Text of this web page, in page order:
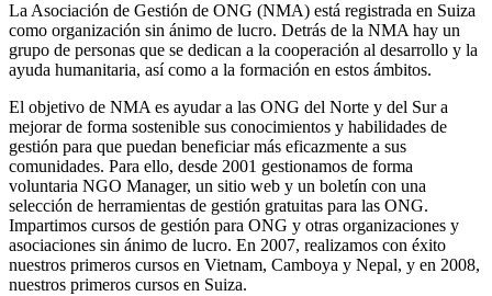
La Asociación de Gestión de ONG (NMA) está registrada en Suiza
como organización sin ánimo de lucro. Detrás de la NMA hay un
grupo de personas que se dedican a la cooperación al desarrollo y la
ayuda humanitaria, así como a la formación en estos ámbitos.
El objetivo de NMA es ayudar a las ONG del Norte y del Sur a
mejorar de forma sostenible sus conocimientos y habilidades de
gestión para que puedan beneficiar más eficazmente a sus
comunidades. Para ello, desde 2001 gestionamos de forma
voluntaria NGO Manager, un sitio web y un boletín con una
selección de herramientas de gestión gratuitas para las ONG.
Impartimos cursos de gestión para ONG y otras organizaciones y
asociaciones sin ánimo de lucro. En 2007, realizamos con éxito
nuestros primeros cursos en Vietnam, Camboya y Nepal, y en 2008,
nuestros primeros cursos en Suiza.